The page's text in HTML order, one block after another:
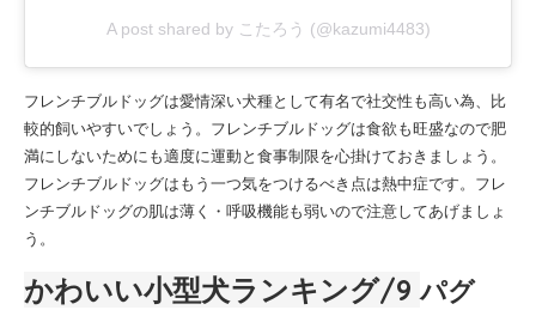
A post shared by こたろう (@kazumi4483)
フレンチブルドッグは愛情深い犬種として有名で社交性も高い為、比
較的飼いやすいでしょう。フレンチブルドッグは食欲も旺盛なので肥
満にしないためにも適度に運動と食事制限を心掛けておきましょう。
フレンチブルドッグはもう一つ気をつけるべき点は熱中症です。フレ
ンチブルドッグの肌は薄く・呼吸機能も弱いので注意してあげましょ
う。
かわいい小型犬ランキング/9パグ